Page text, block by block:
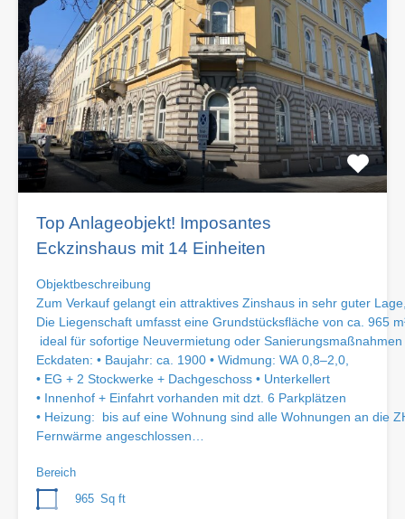
Top Anlageobjekt! Imposantes
Eckzinshaus mit 14 Einheiten
Objektbeschreibung
Zum Verkauf gelangt ein attraktives Zinshaus in sehr guter
Die Liegenschaft umfasst eine Grundstücksfläche von ca. 965
ideal für sofortige Neuvermietung oder
Eckdaten: • Baujahr: ca. 1900 • Widmung: WA 0,8–2,0,
• EG + 2 Stockwerke + Dachgeschoss • Unterkellert
• Innenhof + Einfahrt vorhanden mit dzt. 6 Parkplätzen
• Heizung: bis auf eine Wohnung sind alle Wohnungen an die
Fernwärme angeschlossen…
Bereich
965 Sq ft